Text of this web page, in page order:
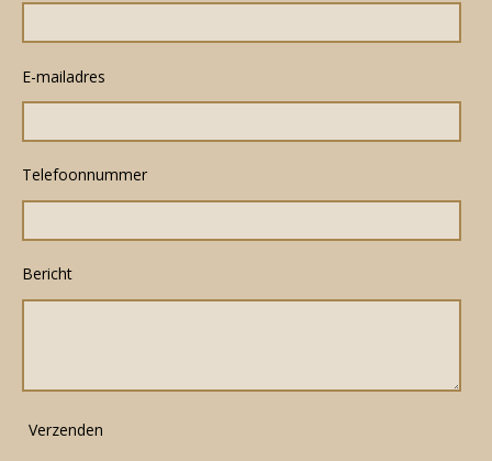
E-mailadres
Telefoonnummer
Bericht
Verzenden